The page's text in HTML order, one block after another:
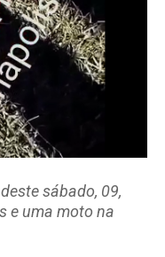
sábado, 09,
e uma moto na